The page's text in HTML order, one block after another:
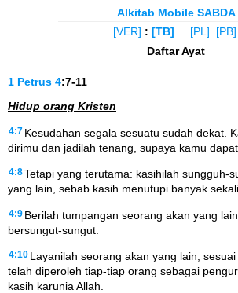
Alkitab Mobile SABDA
[VER] : [TB] [PL]
[PB]
Daftar Ayat
1 Petrus 4:7-11
Hidup orang Kristen
4:7 Kesudahan segala sesuatu sudah dekat.
dirimu dan jadilah tenang, supaya kamu dapat
4:8Tetapi yang terutama: kasihilah sungguh-
yang lain, sebab kasih menutupi banyak sekali
4:9 Berilah tumpangan seorang akan yang
bersungut-sungut.
4:10 Layanilah seorang akan yang lain,
telah diperoleh tiap-tiap orang sebagai
kasih karunia Allah.